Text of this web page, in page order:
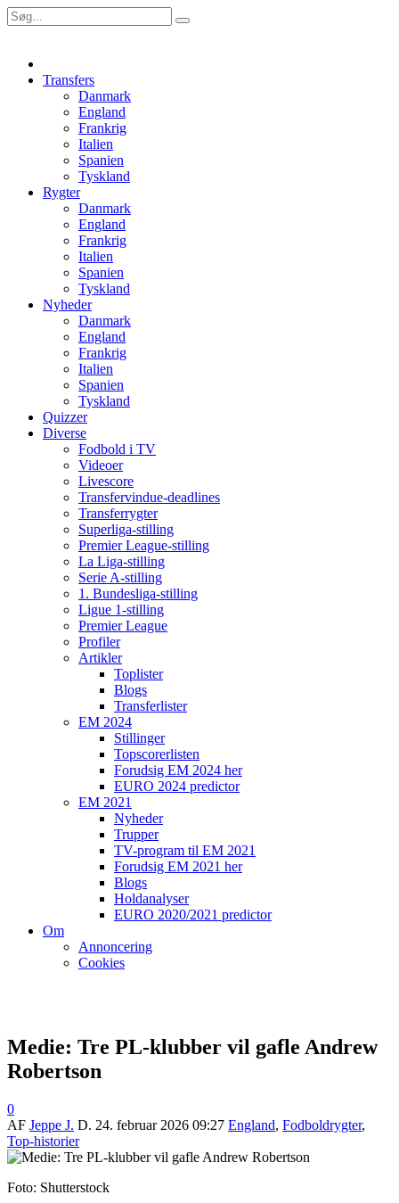
Transfers
Danmark
England
Frankrig
Italien
Spanien
Tyskland
Rygter
Danmark
England
Frankrig
Italien
Spanien
Tyskland
Nyheder
Danmark
England
Frankrig
Italien
Spanien
Tyskland
Quizzer
Diverse
Fodbold i TV
Videoer
Livescore
Transfervindue-deadlines
Transferrygter
Superliga-stilling
Premier League-stilling
La Liga-stilling
Serie A-stilling
1. Bundesliga-stilling
Ligue 1-stilling
Premier League
Profiler
Artikler
Toplister
Blogs
Transferlister
EM 2024
Stillinger
Topscorerlisten
Forudsig EM 2024 her
EURO 2024 predictor
EM 2021
Nyheder
Trupper
TV-program til EM 2021
Forudsig EM 2021 her
Blogs
Holdanalyser
EURO 2020/2021 predictor
Om
Annoncering
Cookies
Medie: Tre PL-klubber vil gafle Andrew
Robertson
0
AF Jeppe J. D. 24. februar 2026 09:27 England, Fodboldrygter,
Top-historier
Foto: Shutterstock